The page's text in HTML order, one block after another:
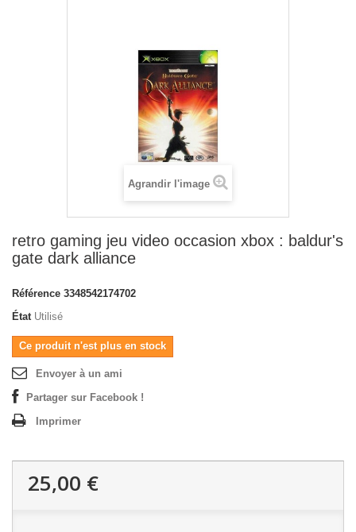
Agrandir l'image
retro gaming jeu video occasion xbox : baldur's
gate dark alliance
Référence 3348542174702
État Utilisé
Ce produit n'est plus en stock
Envoyer à un ami
Partager sur Facebook !
Imprimer
25,00 €